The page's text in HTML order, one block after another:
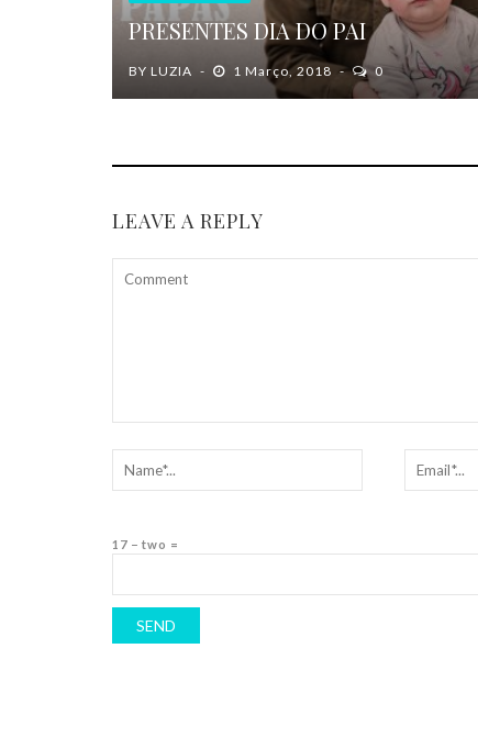
PRESENTES DIA DO PAI
BY LUZIA 1 Março, 2018 0
LEAVE A REPLY
17 − two =